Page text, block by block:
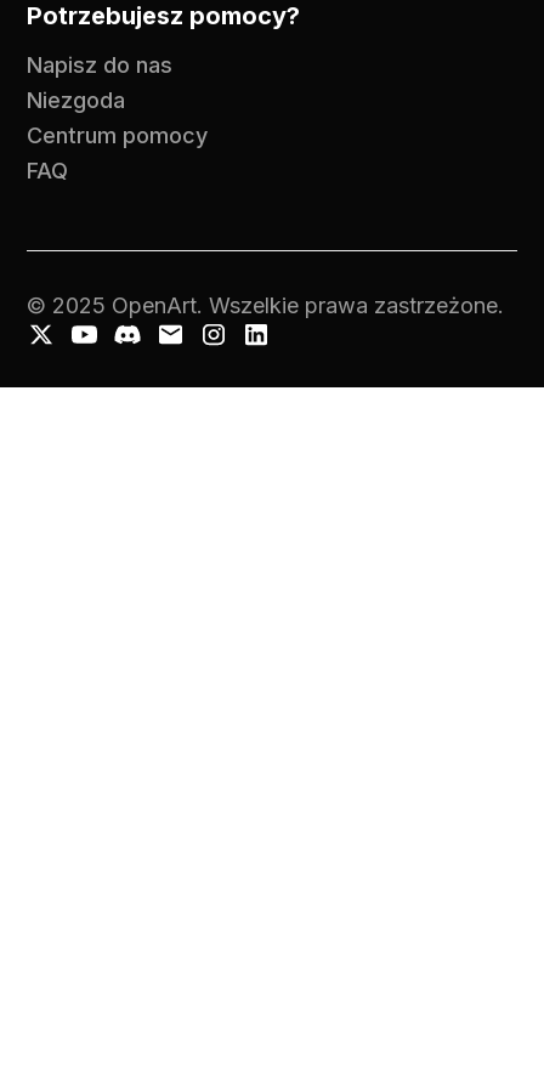
Potrzebujesz pomocy?
Napisz do nas
Niezgoda
Centrum pomocy
FAQ
© 2025 OpenArt. Wszelkie prawa zastrzeżone.